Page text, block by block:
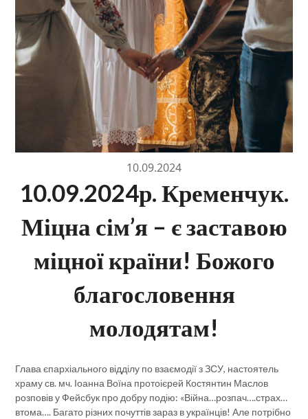
10.09.2024
10.09.2024р. Кременчук.
Міцна сім’я – є заставою
міцної країни! Божого
благословення
молодятам!
Глава єпархіального відділу по взаємодії з ЗСУ, настоятель
храму св. мч. Іоанна Воїна протоієрей Костянтин Маслов
розповів у Фейсбук про добру подію: «Війна…розпач….страх…
втома…. Багато різних почуттів зараз в українців! Але потрібно